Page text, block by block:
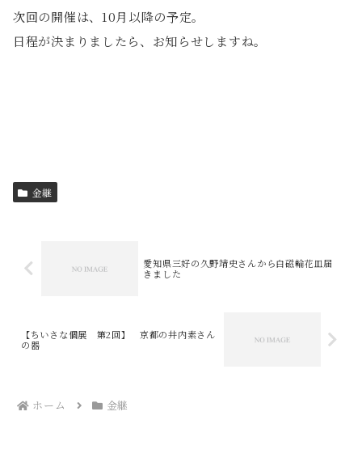
次回の開催は、10月以降の予定。
日程が決まりましたら、お知らせしますね。
金継
愛知県三好の久野靖史さんから白磁輪花皿届
きました
【ちいさな個展 第2回】 京都の井内素さん
の器
ホーム 金継